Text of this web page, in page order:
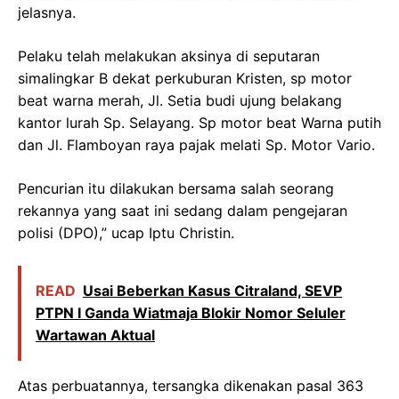
jelasnya.
Pelaku telah melakukan aksinya di seputaran
simalingkar B dekat perkuburan Kristen, sp motor
beat warna merah, Jl. Setia budi ujung belakang
kantor lurah Sp. Selayang. Sp motor beat Warna putih
dan Jl. Flamboyan raya pajak melati Sp. Motor Vario.
Pencurian itu dilakukan bersama salah seorang
rekannya yang saat ini sedang dalam pengejaran
polisi (DPO),” ucap Iptu Christin.
READ Usai Beberkan Kasus Citraland, SEVP
PTPN I Ganda Wiatmaja Blokir Nomor Seluler
Wartawan Aktual
Atas perbuatannya, tersangka dikenakan pasal 363